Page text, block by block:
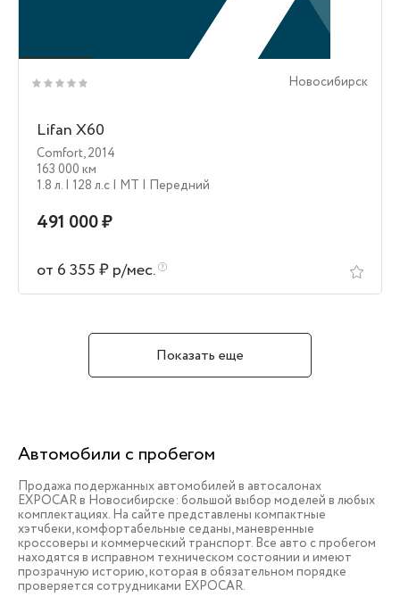
Новосибирск
Lifan X60
Comfort,2014
163 000 км
1.8 л. | 128 л.c | MT | Передний
491 000 ₽
от 6 355 ₽ р/мес.
Показать еще
Автомобили с пробегом
Продажа подержанных автомобилей в автосалонах
EXPOCAR в Новосибирске: большой выбор моделей в любых
комплектациях. На сайте представлены компактные
хэтчбеки, комфортабельные седаны, маневренные
кроссоверы и коммерческий транспорт. Все авто с пробегом
находятся в исправном техническом состоянии и имеют
прозрачную историю, которая в обязательном порядке
проверяется сотрудниками EXPOCAR.